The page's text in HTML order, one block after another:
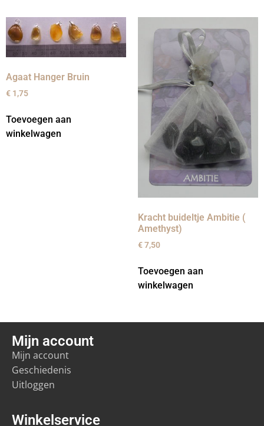
Agaat Hanger Bruin
€ 1,75
Toevoegen aan
winkelwagen
Kracht buideltje Ambitie (
Amethyst)
€7,50
Toevoegen aan
winkelwagen
Winkelservice
Mijn account
Mijn account
Geschiedenis
Uitloggen